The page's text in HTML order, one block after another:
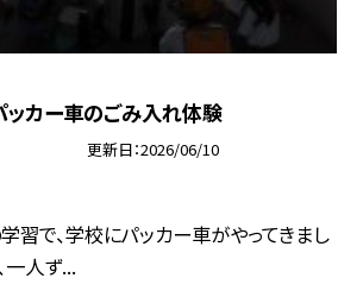
ッカー車のごみ入れ体験
更新日 2026/06/10
習で、学校にパッカー車がやってきまし
一人ず...